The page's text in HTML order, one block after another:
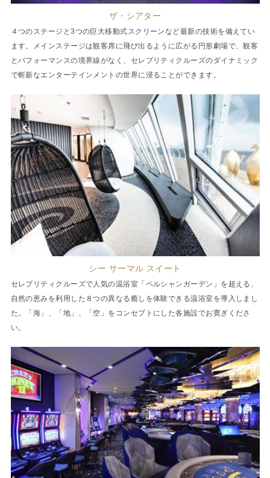
ザ・シアター
４つのステージと3つの巨大移動式スクリーンなど最新の技術を備えてい
ます。メインステージは観客席に飛び出るように広がる円形劇場で、観客
とパフォーマンスの境界線がなく、セレブリティクルーズのダイナミック
で斬新なエンターテインメントの世界に浸ることができます。
シー サーマル スイート
セレブリティクルーズで人気の温浴室「ペルシャンガーデン」を超える、
自然の恵みを利用した８つの異なる癒しを体験できる温浴室を導入しまし
た。「海」、「地」、「空」をコンセプトにした各施設でお寛ぎくださ
い。